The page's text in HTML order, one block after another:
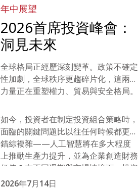
年中展望
2026首席投資峰會：
洞見未來
全球格局正經歷深刻變革。政策不確定
性加劇，全球秩序更趨碎片化，這兩股
力量正在重塑權力、貿易與安全格局。
如今，投資者在制定投資組合策略時，
面臨的關鍵問題比以往任何時候都更為
錯綜複雜——人工智慧將在多大程度
上推動生產力提升，並為企業創造財務
價值？在不同週期與市場情境下，投資
者該如何評估地緣政治風險溢價的水
2026年7月14日